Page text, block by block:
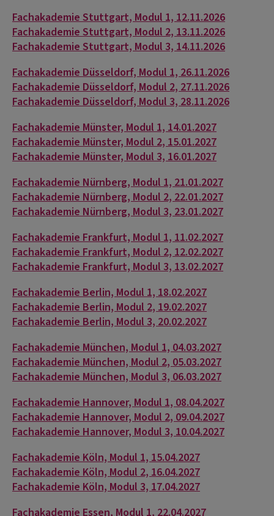
Fachakademie Stuttgart, Modul 1, 12.11.2026
Fachakademie Stuttgart, Modul 2, 13.11.2026
Fachakademie Stuttgart, Modul 3, 14.11.2026
Fachakademie Düsseldorf, Modul 1, 26.11.2026
Fachakademie Düsseldorf, Modul 2, 27.11.2026
Fachakademie Düsseldorf, Modul 3, 28.11.2026
Fachakademie Münster, Modul 1, 14.01.2027
Fachakademie Münster, Modul 2, 15.01.2027
Fachakademie Münster, Modul 3, 16.01.2027
Fachakademie Nürnberg, Modul 1, 21.01.2027
Fachakademie Nürnberg, Modul 2, 22.01.2027
Fachakademie Nürnberg, Modul 3, 23.01.2027
Fachakademie Frankfurt, Modul 1, 11.02.2027
Fachakademie Frankfurt, Modul 2, 12.02.2027
Fachakademie Frankfurt, Modul 3, 13.02.2027
Fachakademie Berlin, Modul 1, 18.02.2027
Fachakademie Berlin, Modul 2, 19.02.2027
Fachakademie Berlin, Modul 3, 20.02.2027
Fachakademie München, Modul 1, 04.03.2027
Fachakademie München, Modul 2, 05.03.2027
Fachakademie München, Modul 3, 06.03.2027
Fachakademie Hannover, Modul 1, 08.04.2027
Fachakademie Hannover, Modul 2, 09.04.2027
Fachakademie Hannover, Modul 3, 10.04.2027
Fachakademie Köln, Modul 1, 15.04.2027
Fachakademie Köln, Modul 2, 16.04.2027
Fachakademie Köln, Modul 3, 17.04.2027
Fachakademie Essen, Modul 1, 22.04.2027